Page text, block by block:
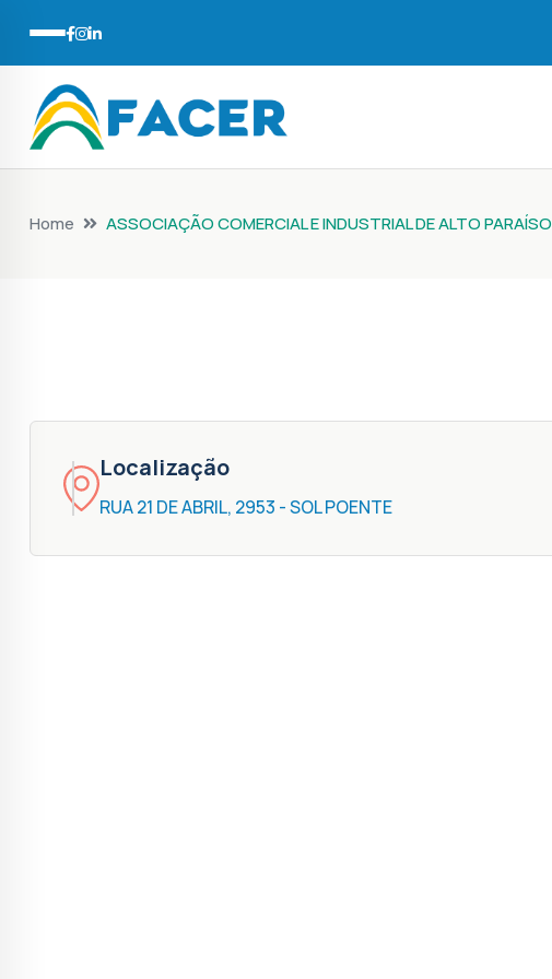
Home ASSOCIAÇÃO COMERCIAL E INDUSTRIAL DE ALTO PARAÍSO
Localização
RUA 21 DE ABRIL, 2953 - SOL POENTE